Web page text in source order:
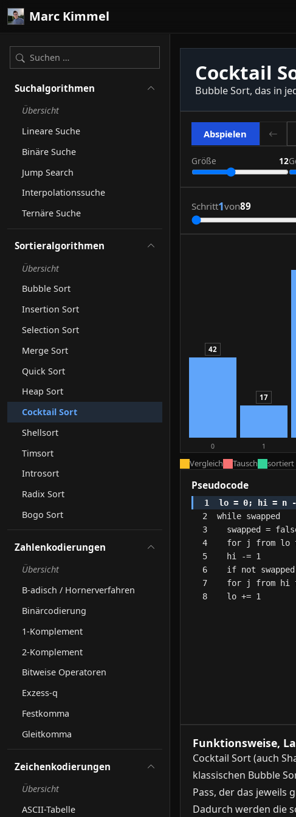
Zum Inhalt springen
Marc Kimmel
Suchalgorithmen
Übersicht
Lineare Suche
Binäre Suche
Jump Search
Interpolationssuche
Ternäre Suche
Sortieralgorithmen
Übersicht
Bubble Sort
Insertion Sort
Selection Sort
Merge Sort
Quick Sort
Heap Sort
Cocktail Sort
Shellsort
Timsort
Introsort
Radix Sort
Bogo Sort
Zahlenkodierungen
Übersicht
B-adisch / Hornerverfahren
Binärcodierung
1-Komplement
2-Komplement
Bitweise Operatoren
Exzess-q
Festkomma
Gleitkomma
Zeichenkodierungen
Übersicht
ASCII-Tabelle
Cocktail
Bubble Sort, das in
Abspielen
Größe 12
Schritt1von89
42
0
17
1
Vergleich Tausch sortiert
Pseudocode
Funktionsweise,
Cocktail Sort (auch
klassischen Bubble
Pass, der das jeweils
Dadurch werden die